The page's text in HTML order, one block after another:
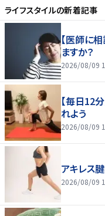
ライフスタイルの新着記事
【医師に
ますか？
2026/08/09
【毎日12
れよう
2026/08/09
アキレス
2026/08/09